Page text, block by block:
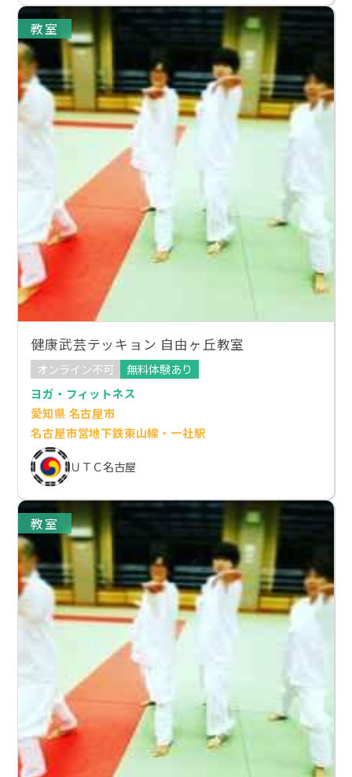
教室
健康武芸テッキョン 自由ヶ丘教室
オンライン不可
無料体験あり
ヨガ・フィットネス
愛知県 名古屋市
名古屋市営地下鉄東山線・一社駅
ＵＴＣ名古屋
教室